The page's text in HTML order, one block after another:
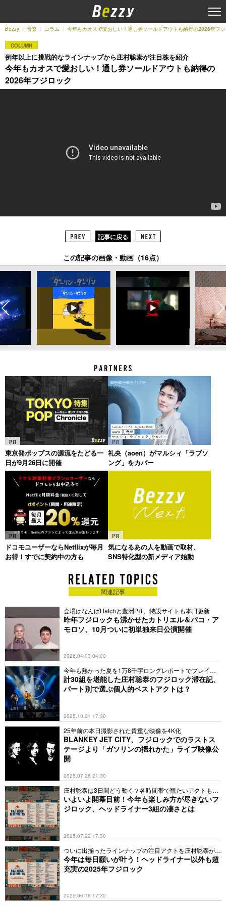
Bezzy 音楽 コラム 今年もカオスで愛おしい！通し券ソールドアウトも納得の2026年フ
COLUMN
例年以上に挑戦的なラインナップから庄村聡泰が注目株を紹介
今年もカオスで愛おしい！通し券ソールドアウトも納得の
2026年フジロック
記事に戻る
この記事の画像・動画（16点）
PR
東京発ポップスの源流をたどる一
日が9月26日に開催
PR
礼央（aoen）がマルシィ「ラブソ
ング」をカバー
PR
ドコモユーザーならNetflixが毎月
お得！すでに契約中の方も
PR
気になるあの人を動画で取材、
SNS特化型の新メディア始動
関連記事
会場はなんばHatchと豊洲PIT、特設サイトも本日更新
昨年フジロックも沸かせたカトリエル＆パコ・ア
モロソ、10月ついに初単独来日公演開催
2026.04.03 04:00
今年も熱かった夏を1万8千字ロングレポートでプレイバ
ック
計30組を堪能した庄村聡泰のフジロック滞在記、
パート別で選ぶ個人的ベストアクトは？
2025.10.21 17:30
25年前の本日撮影された貴重な映像を4K化
BLANKEY JET CITY、フジロックでのラストス
テージより「ガソリンの揺れかた」ライブ映像公
開
2025.07.28 21:30
庄村聡泰は3日間どう動く？各時間帯で観たいアクトも紹
介
いよいよ開幕目前！今年も楽しみ方が尽きないフ
ジロック、ヘッドライナー3組の凄さとは
2025.07.22 17:30
ついに出揃ったラインナップの注目アクトを庄村聡泰が紹
介
今年は毎日願いが叶う！ヘッドライナー以外も超
充実の2025年フジロック
2025.06.18 17:30